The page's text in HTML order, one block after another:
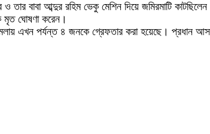
বাবা আব্দুর রহিম ভেকু মেশিন দিয়ে জমিরমাটি
মৃত ঘোষণা করেন।
এখন পর্যন্ত ৪ জনকে গ্রেফতার করা হয়েছে। প্রধান